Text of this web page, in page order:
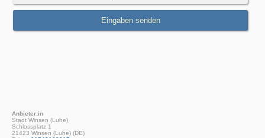
Anbieter:in
Stadt Winsen (Luhe)
Schlossplatz 1
21423 Winsen (Luhe) (DE)